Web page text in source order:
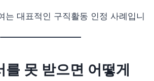
는 대표적인 구직활동 인정 사례입니
를 못 받으면 어떻게